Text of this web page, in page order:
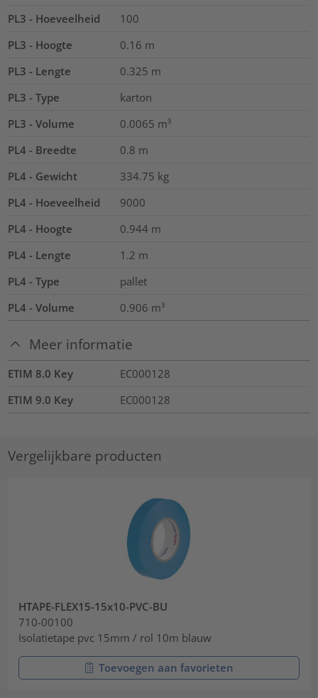
PL3 - Hoeveelheid
100
PL3 - Hoogte
0.16 m
PL3 - Lengte
0.325 m
PL3 - Type
karton
PL3 - Volume
0.0065 m³
PL4 - Breedte
0.8 m
PL4 - Gewicht
334.75 kg
PL4 - Hoeveelheid
9000
PL4 - Hoogte
0.944 m
PL4 - Lengte
1.2 m
PL4 - Type
pallet
PL4 - Volume
0.906 m³
Meer informatie
ETIM 8.0 Key
EC000128
ETIM 9.0 Key
EC000128
Vergelijkbare producten
HTAPE-FLEX15-15x10-PVC-BU
710-00100
Isolatietape pvc 15mm / rol 10m blauw
Toevoegen aan favorieten